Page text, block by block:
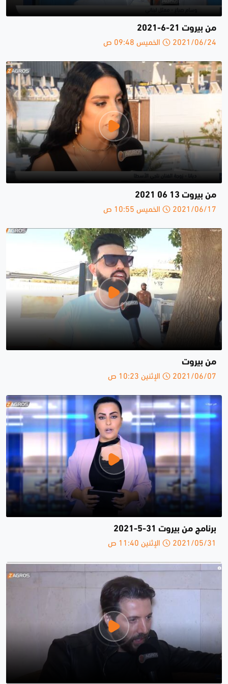
من بيروت 21-6-2021
2021/06/24 الخميس 09:48 ص
من بيروت 13 06 2021
2021/06/17 الخميس 10:55 ص
من بيروت
2021/06/07 الإثنين 10:23 ص
برنامج من بيروت 31-5-2021
2021/05/31 الإثنين 11:40 ص